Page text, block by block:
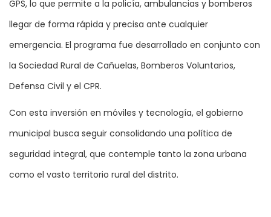
GPS, lo que permite a la policía, ambulancias y bomberos
llegar de forma rápida y precisa ante cualquier
emergencia. El programa fue desarrollado en conjunto con
la Sociedad Rural de Cañuelas, Bomberos Voluntarios,
Defensa Civil y el CPR.
Con esta inversión en móviles y tecnología, el gobierno
municipal busca seguir consolidando una política de
seguridad integral, que contemple tanto la zona urbana
como el vasto territorio rural del distrito.